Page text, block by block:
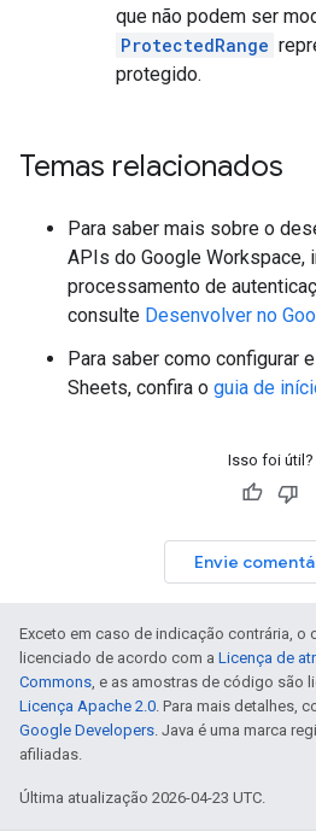
que não podem ser
ProtectedRange
protegido.
Temas relacionados
Para saber mais sobre o
APIs do Google Workspace,
processamento de
consulte Desenvolver no
Para saber como configurar
Sheets, confira o guia de
Isso foi útil?
Envie
Exceto em caso de indicação contrária, o
licenciado de acordo com a Licença de
Commons, e as amostras de código são
Licença Apache 2.0. Para mais detalhes,
Google Developers. Java é uma marca
afiliadas.
Última atualização 2026-04-23 UTC.